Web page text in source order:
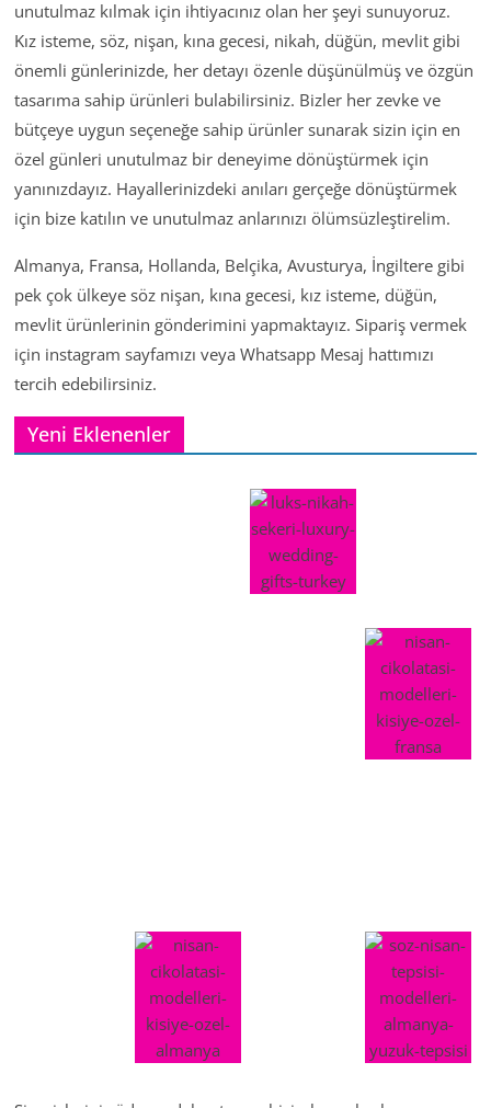
unutulmaz kılmak için ihtiyacınız olan her şeyi sunuyoruz.
Kız isteme, söz, nişan, kına gecesi, nikah, düğün, mevlit gibi
önemli günlerinizde, her detayı özenle düşünülmüş ve özgün
tasarıma sahip ürünleri bulabilirsiniz. Bizler her zevke ve
bütçeye uygun seçeneğe sahip ürünler sunarak sizin için en
özel günleri unutulmaz bir deneyime dönüştürmek için
yanınızdayız. Hayallerinizdeki anıları gerçeğe dönüştürmek
için bize katılın ve unutulmaz anlarınızı ölümsüzleştirelim.
Almanya, Fransa, Hollanda, Belçika, Avusturya, İngiltere gibi
pek çok ülkeye söz nişan, kına gecesi, kız isteme, düğün,
mevlit ürünlerinin gönderimini yapmaktayız. Sipariş vermek
için instagram sayfamızı veya Whatsapp Mesaj hattımızı
tercih edebilirsiniz.
Yeni Eklenenler